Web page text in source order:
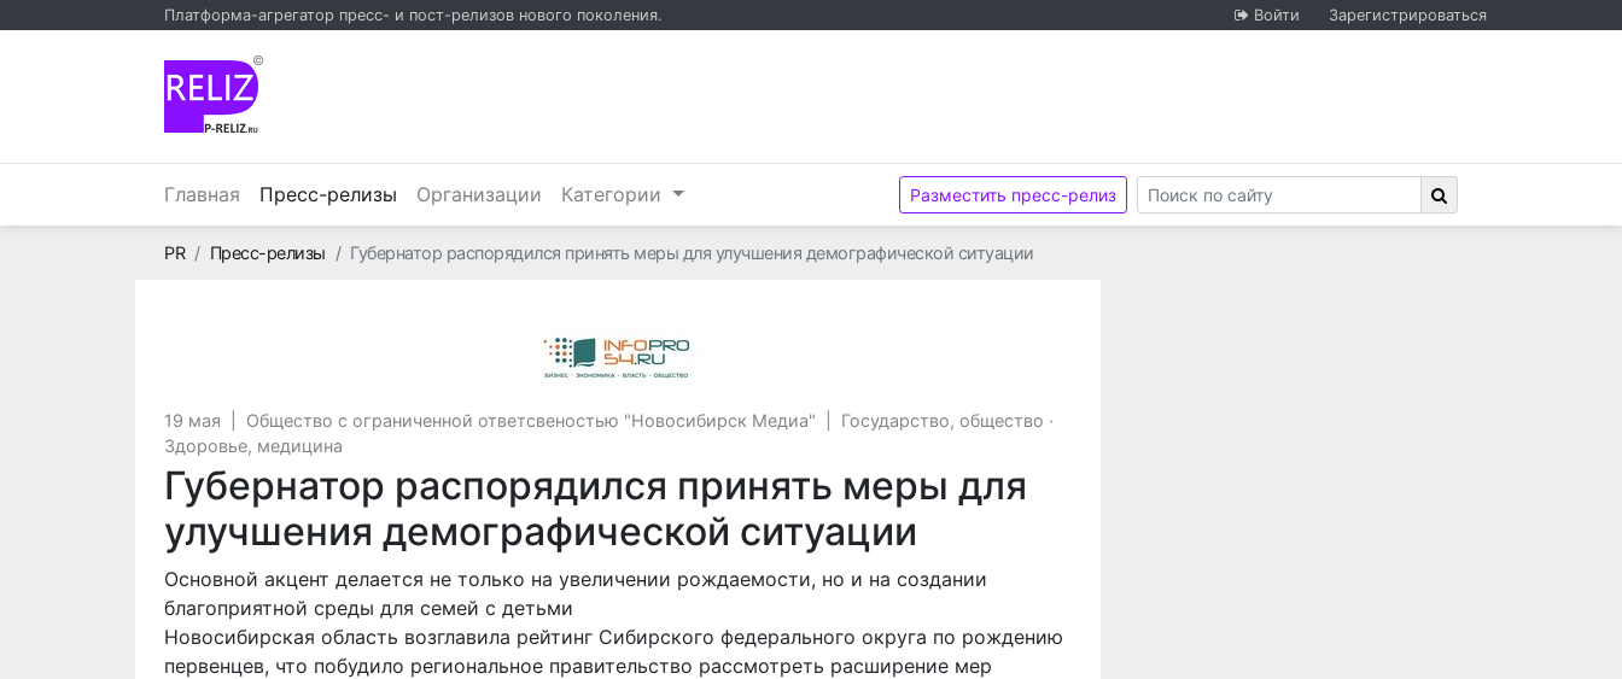
Платформа-агрегатор пресс- и пост-релизов нового поколения. Войти Зарегистрироваться
©
Главная Пресс-релизы (текущий)
Организации Категории Разместить пресс-релиз
PRГлавная
Пресс-релизы Губернатор распорядился принять меры для улучшения демографической ситуации
19 мая Общество с ограниченной ответсвеностью "Новосибирск Медиа" Государство, общество ·
Здоровье, медицина
Губернатор распорядился принять меры для
улучшения демографической ситуации
Основной акцент делается не только на увеличении рождаемости, но и на создании
благоприятной среды для семей с детьми
Новосибирская область возглавила рейтинг Сибирского федерального округа по рождению
первенцев, что побудило региональное правительство рассмотреть расширение мер